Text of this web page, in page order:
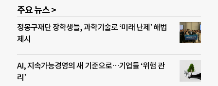
주요 뉴스 >
정몽구재단 장학생들, 과학기술로 ‘미래 난제’ 해법
제시
AI, 지속가능경영의 새 기준으로…기업들 ‘위험 관
리’